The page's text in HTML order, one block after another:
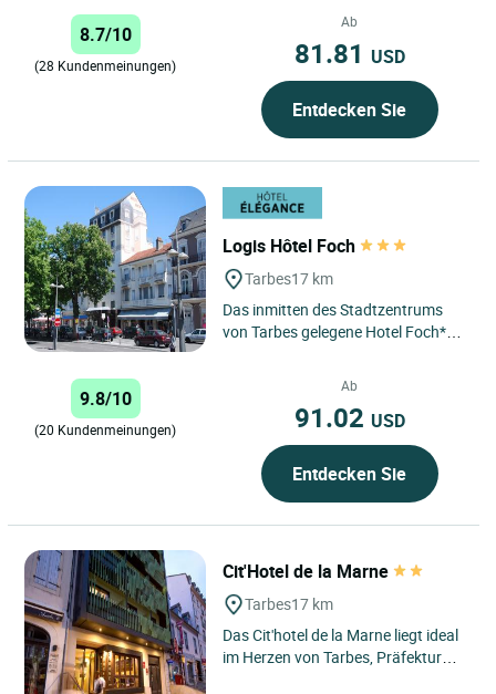
von Tarbes, Maubourguet...
8.7/10
(28 Kundenmeinungen)
Ab
81.81 USD
Entdecken Sie
Logis Hôtel Foch
Tarbes17 km
Das inmitten des Stadtzentrums
von Tarbes gelegene Hotel Foch***
familiären Ambiente....
9.8/10
(20 Kundenmeinungen)
Ab
91.02 USD
Entdecken Sie
Cit'Hotel de la Marne
Tarbes17 km
Das Cit'hotel de la Marne liegt ideal
im Herzen von Tarbes, Präfektur